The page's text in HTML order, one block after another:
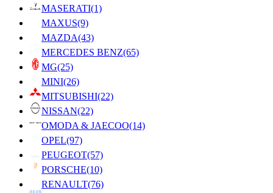
MASERATI(1)
MAXUS(9)
MAZDA(43)
MERCEDES BENZ(65)
MG(25)
MINI(26)
MITSUBISHI(22)
NISSAN(22)
OMODA & JAECOO(14)
OPEL(97)
PEUGEOT(57)
PORSCHE(10)
RENAULT(76)